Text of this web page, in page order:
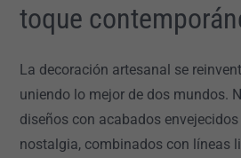
toque
La decoración artesanal se
uniendo lo mejor de dos mundos.
diseños con acabados
nostalgia, combinados con líneas